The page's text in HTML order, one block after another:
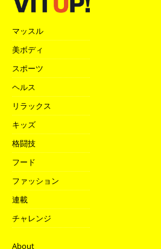
マッスル
美ボディ
スポーツ
ヘルス
リラックス
キッズ
格闘技
フード
ファッション
連載
チャレンジ
About